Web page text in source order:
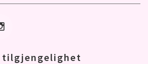
til Instagram
tilgjengelighet